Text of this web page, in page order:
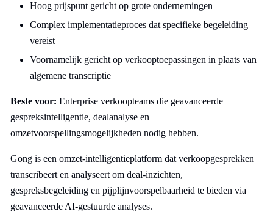
Hoog prijspunt gericht op grote ondernemingen
Complex implementatieproces dat specifieke begeleiding
vereist
Voornamelijk gericht op verkooptoepassingen in plaats van
algemene transcriptie
Beste voor: Enterprise verkoopteams die geavanceerde
gespreksintelligentie, dealanalyse en
omzetvoorspellingsmogelijkheden nodig hebben.
Gong is een omzet-intelligentieplatform dat verkoopgesprekken
transcribeert en analyseert om deal-inzichten,
gespreksbegeleiding en pijplijnvoorspelbaarheid te bieden via
geavanceerde AI-gestuurde analyses.